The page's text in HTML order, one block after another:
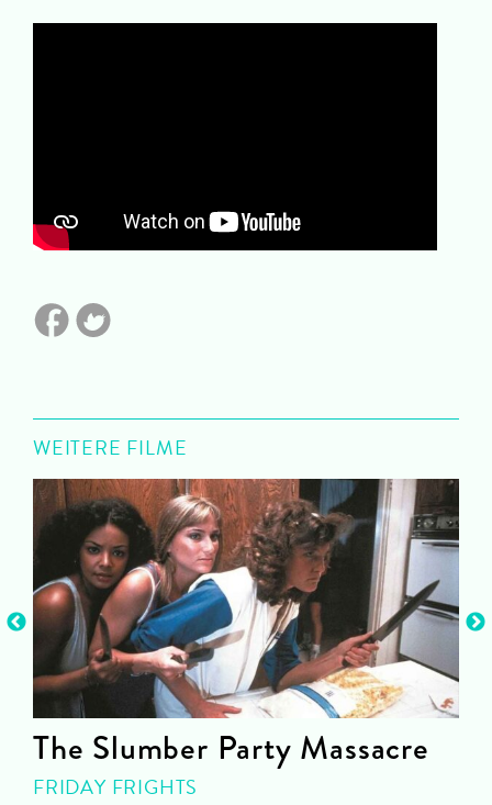
WEITERE FILME
The Slumber Party Massacre
FRIDAY FRIGHTS